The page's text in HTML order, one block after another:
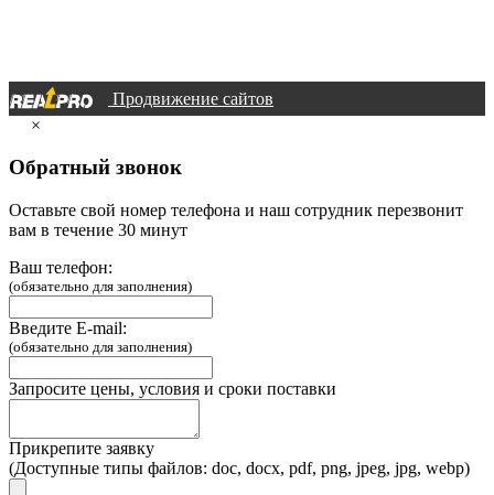
Продвижение сайтов
×
Обратный звонок
Оставьте свой номер телефона и наш сотрудник перезвонит
вам в течение 30 минут
Ваш телефон:
(обязательно для заполнения)
Введите E-mail:
(обязательно для заполнения)
Запросите цены, условия и сроки поставки
Прикрепите заявку
(Доступные типы файлов: doc, docx, pdf, png, jpeg, jpg, webp)